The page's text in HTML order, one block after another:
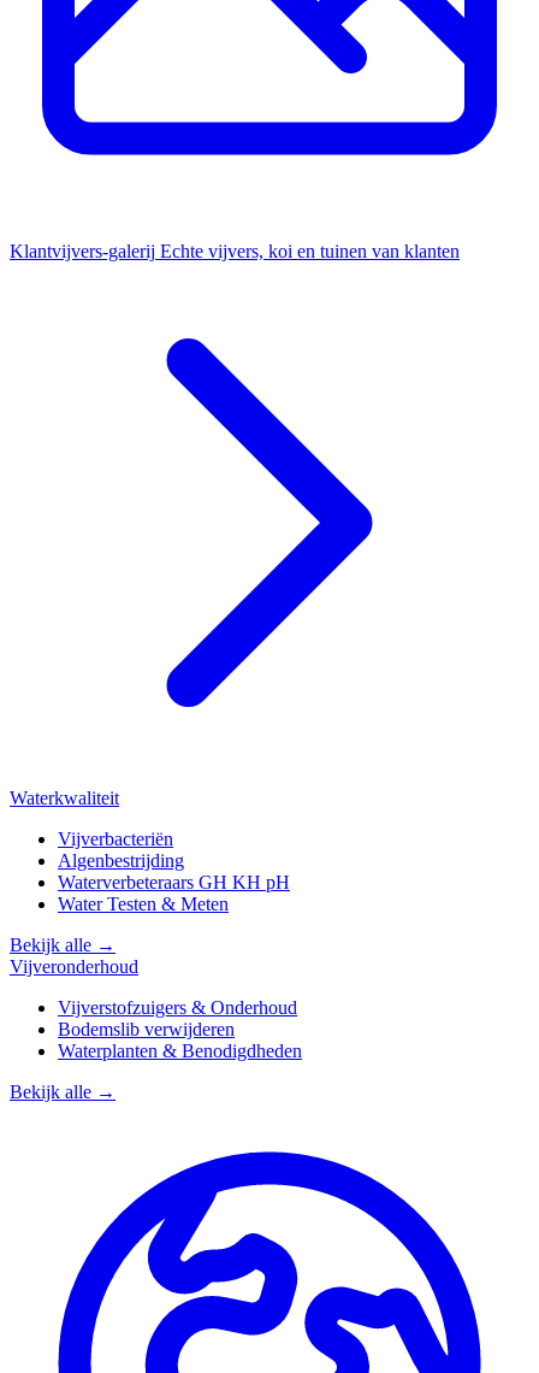
Klantvijvers-galerij Echte vijvers, koi en tuinen van klanten
Waterkwaliteit
Vijverbacteriën
Algenbestrijding
Waterverbeteraars GH KH pH
Water Testen & Meten
Bekijk alle →
Vijveronderhoud
Vijverstofzuigers & Onderhoud
Bodemslib verwijderen
Waterplanten & Benodigdheden
Bekijk alle →